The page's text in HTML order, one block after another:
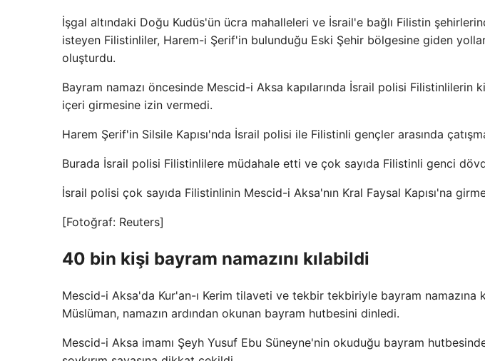
İşgal altındaki Doğu Kudüs'ün ücra mahalleleri ve İsrail'e bağlı Filistin
isteyen Filistinliler, Harem-i Şerif'in bulunduğu Eski Şehir bölgesine giden
oluşturdu.
Bayram namazı öncesinde Mescid-i Aksa kapılarında İsrail polisi Filistinlilerin
içeri girmesine izin vermedi.
Harem Şerif'in Silsile Kapısı'nda İsrail polisi ile Filistinli gençler arasında
Burada İsrail polisi Filistinlilere müdahale etti ve çok sayıda Filistinli genci
İsrail polisi çok sayıda Filistinlinin Mescid-i Aksa'nın Kral Faysal Kapısı'na
[Fotoğraf: Reuters]
40 bin kişi bayram namazını kılabildi
Mescid-i Aksa'da Kur'an-ı Kerim tilaveti ve tekbir tekbiriyle bayram namazına
Müslüman, namazın ardından okunan bayram hutbesini dinledi.
Mescid-i Aksa imamı Şeyh Yusuf Ebu Süneyne'nin okuduğu bayram